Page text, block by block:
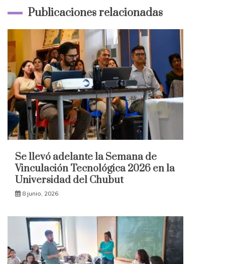
Publicaciones relacionadas
Se llevó adelante la Semana de
Vinculación Tecnológica 2026 en la
Universidad del Chubut
8 junio, 2026